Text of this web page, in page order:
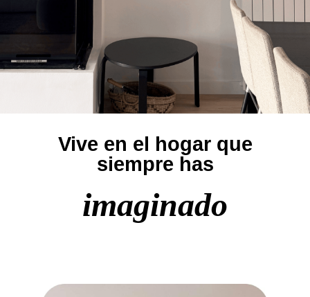
Vive en el hogar que
siempre has
imaginado